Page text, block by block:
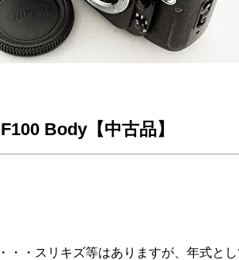
Body【中古品】
・スリキズ等はありますが、年式と